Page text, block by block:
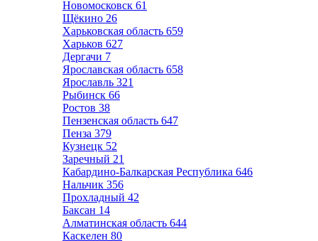
Новомосковск 61
Щёкино 26
Харьковская область 659
Харьков 627
Дергачи 7
Ярославская область 658
Ярославль 321
Рыбинск 66
Ростов 38
Пензенская область 647
Пенза 379
Кузнецк 52
Заречный 21
Кабардино-Балкарская Республика 646
Нальчик 356
Прохладный 42
Баксан 14
Алматинская область 644
Каскелен 80